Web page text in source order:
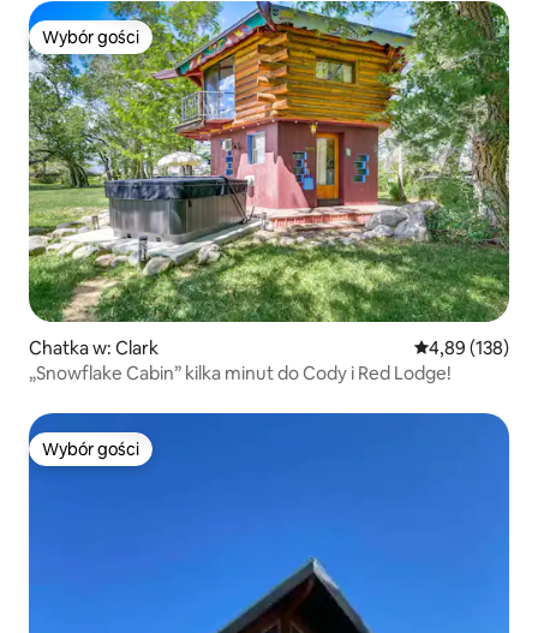
Wybór gości
Wybór gości
Chatka w: Clark Średnia
4,89 (138)
„Snowflake Cabin” kilka minut do Cody i Red Lodge!
Wybór gości
Wybór gości